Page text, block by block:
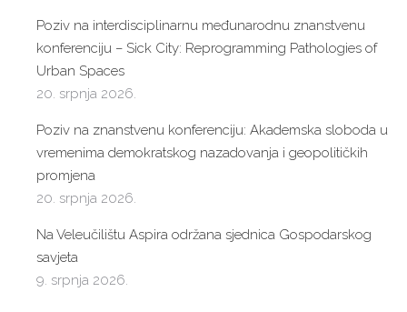
Poziv na interdisciplinarnu međunarodnu znanstvenu
konferenciju – Sick City: Reprogramming Pathologies of
Urban Spaces
20. srpnja 2026.
Poziv na znanstvenu konferenciju: Akademska sloboda u
vremenima demokratskog nazadovanja i geopolitičkih
promjena
20. srpnja 2026.
Na Veleučilištu Aspira održana sjednica Gospodarskog
savjeta
9. srpnja 2026.